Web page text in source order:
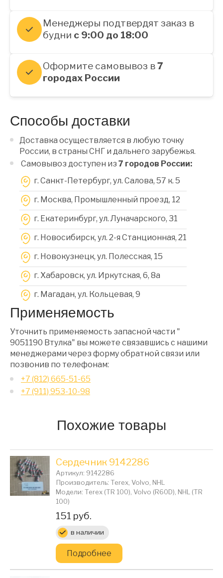
Менеджеры подтвердят заказ в
будни с 9:00 до 18:00
Оформите самовывоз в7
городах России
Способы доставки
Доставка осуществляется в любую точку
России, в страны СНГ и дальнего зарубежья.
Самовывоз доступен из 7 городов России:
г. Санкт-Петербург, ул. Салова, 57 к. 5
г. Москва, Промышленный проезд, 12
г. Екатеринбург, ул. Луначарского, 31
г. Новосибирск, ул. 2-я Станционная, 21
г. Новокузнецк, ул. Полесская, 15
г. Хабаровск, ул. Иркутская, 6, 8a
г. Магадан, ул. Кольцевая, 9
Применяемость
Уточнить применяемость запасной части "
9051190 Втулка" вы можете связавшись с нашими
менеджерами через форму обратной связи или
позвонив по телефонам:
+7 (812) 665-51-65
+7 (911) 953-10-98
Похожие товары
Сердечник 9142286
Артикул: 9142286
Производитель: Terex, Volvo, NHL
Модели: Terex (TR 100), Volvo (R60D), NHL (TR
100)
Цена:
151 руб.
в наличии
Подробнее